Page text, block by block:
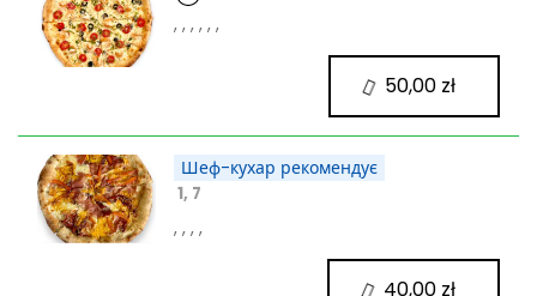
, , , , , ,
Шеф-кухар рекомендує
1, 7
, , , ,